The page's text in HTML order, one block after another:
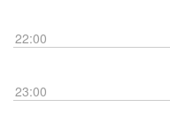
22:00
23:00